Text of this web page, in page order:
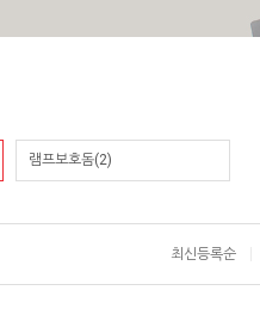
램프보호돔(2)
최신등록순